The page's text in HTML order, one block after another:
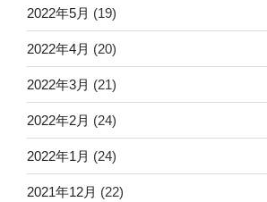
2022年5月 (19)
2022年4月 (20)
2022年3月 (21)
2022年2月 (24)
2022年1月 (24)
2021年12月 (22)